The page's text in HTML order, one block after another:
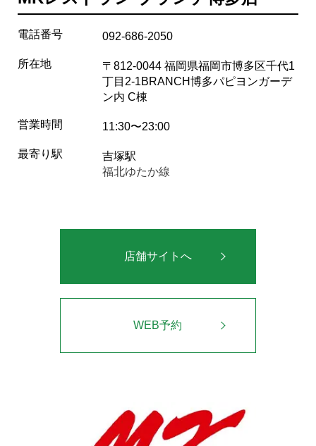
電話番号 092-686-2050
所在地
〒812-0044 福岡県福岡市博多区千代1
丁目2-1BRANCH博多パピヨンガーデ
ン内 C棟
営業時間 11:30〜23:00
最寄り駅
吉塚駅
福北ゆたか線
店舗サイトへ
WEB予約